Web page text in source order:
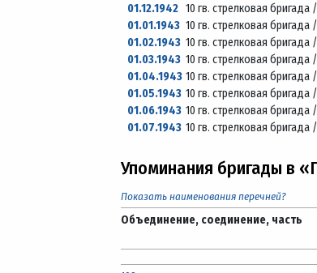
01.12.1942 10 гв. стрелковая бригада
01.01.194310 гв. стрелковая бригада
01.02.194310 гв. стрелковая бригада
01.03.194310 гв. стрелковая бригада
01.04.194310 гв. стрелковая бригада
01.05.194310 гв. стрелковая бригада
01.06.194310 гв. стрелковая бригада
01.07.194310 гв. стрелковая бригада
Упоминания бригады в
Показать наименования перечней?
Объединение, соединение, часть